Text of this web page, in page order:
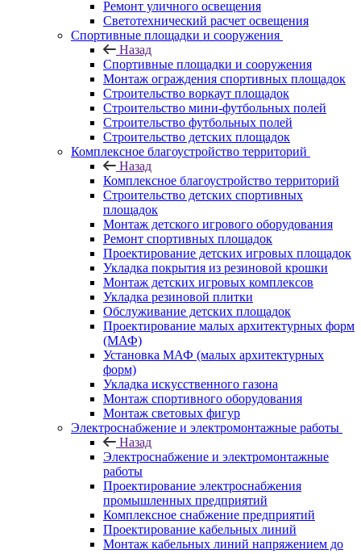
Ремонт уличного освещения
Светотехнический расчет освещения
Спортивные площадки и сооружения
Назад
Спортивные площадки и сооружения
Монтаж ограждения спортивных площадок
Строительство воркаут площадок
Строительство мини-футбольных полей
Строительство футбольных полей
Строительство детских площадок
Комплексное благоустройство территорий
Назад
Комплексное благоустройство территорий
Строительство детских спортивных
площадок
Монтаж детского игрового оборудования
Ремонт спортивных площадок
Проектирование детских игровых площадок
Укладка покрытия из резиновой крошки
Монтаж детских игровых комплексов
Укладка резиновой плитки
Обслуживание детских площадок
Проектирование малых архитектурных форм
(МАФ)
Установка МАФ (малых архитектурных
форм)
Укладка искусственного газона
Монтаж спортивного оборудования
Монтаж световых фигур
Электроснабжение и электромонтажные работы
Назад
Электроснабжение и электромонтажные
работы
Проектирование электроснабжения
промышленных предприятий
Комплексное снабжение предприятий
Проектирование кабельных линий
Монтаж кабельных линий напряжением до